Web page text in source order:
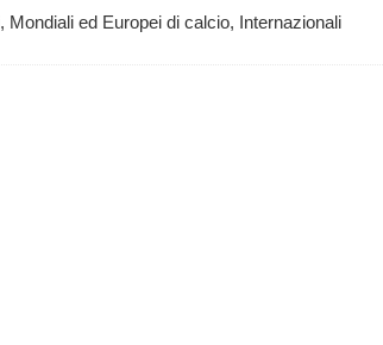
, Mondiali ed Europei di calcio, Internazionali